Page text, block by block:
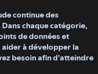
continue des
chaque catégorie,
de données et
à développer la
besoin afin d’atteindre